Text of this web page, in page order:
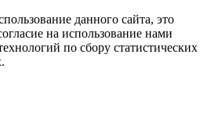
данного сайта, это
на использование нами
по сбору статистических